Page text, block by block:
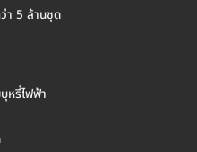
า 5 ล้านชุด
หรี่ไฟฟ้า